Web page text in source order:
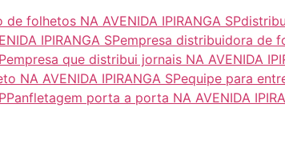
folhetos NA AVENIDA IPIRANGA SP
IPIRANGA SPempresa distribuidora de
empresa que distribui jornais NA AVENIDA
NA AVENIDA IPIRANGA SPequipe para
Panfletagem porta a porta NA AVENIDA